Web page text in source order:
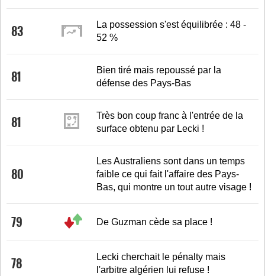
83
La possession s'est équilibrée : 48 -
52 %
81
Bien tiré mais repoussé par la
défense des Pays-Bas
81
Très bon coup franc à l'entrée de la
surface obtenu par Lecki !
80
Les Australiens sont dans un temps
faible ce qui fait l'affaire des Pays-
Bas, qui montre un tout autre visage !
79 De Guzman cède sa place !
78
Lecki cherchait le pénalty mais
l'arbitre algérien lui refuse !